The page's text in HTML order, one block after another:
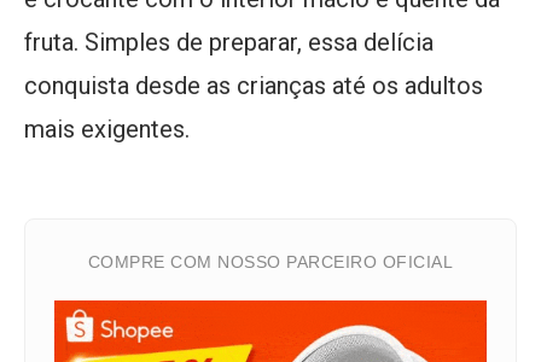
fruta. Simples de preparar, essa delícia
conquista desde as crianças até os adultos
mais exigentes.
COMPRE COM NOSSO PARCEIRO OFICIAL